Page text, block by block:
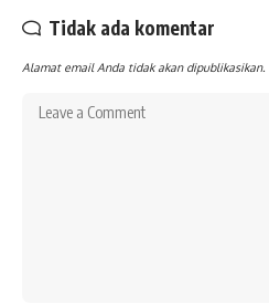
Tidak ada komentar
Alamat email Anda tidak akan dipublikasikan.